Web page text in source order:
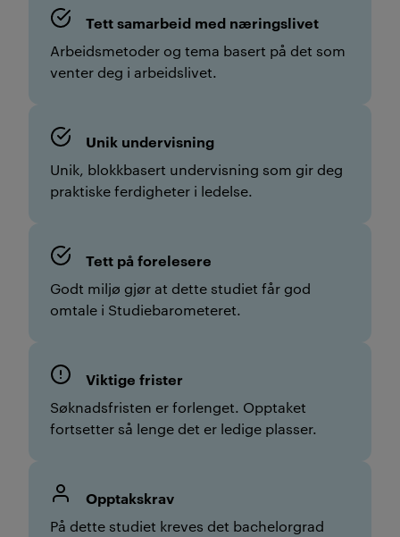
Tett samarbeid med næringslivet
Arbeidsmetoder og tema basert på det som
venter deg i arbeidslivet.
Unik undervisning
Unik, blokkbasert undervisning som gir deg
praktiske ferdigheter i ledelse.
Tett på forelesere
Godt miljø gjør at dette studiet får god
omtale i Studiebarometeret.
Viktige frister
Søknadsfristen er forlenget. Opptaket
fortsetter så lenge det er ledige plasser.
Opptakskrav
På dette studiet kreves det bachelorgrad